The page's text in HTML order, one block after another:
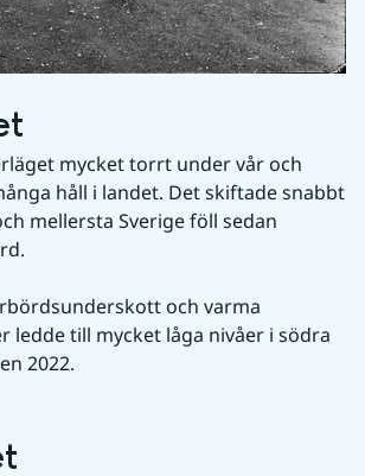
mycket torrt under vår och
håll i landet. Det skiftade snabbt
mellersta Sverige föll sedan
och varma
ledde till mycket låga nivåer i södra
2022.